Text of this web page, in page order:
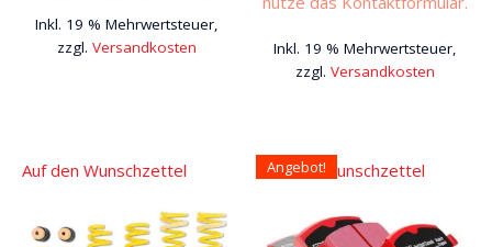
Inkl. 19 % Mehrwertsteuer,
zzgl. Versandkosten
Inkl. 19 % Mehrwertsteuer,
zzgl.Versandkosten
Auf den Wunschzettel Angebot!
Auf den Wunschzettel